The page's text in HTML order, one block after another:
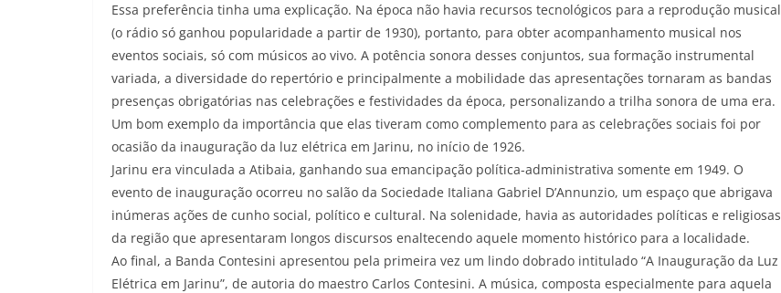
Essa preferência tinha uma explicação. Na época não havia recursos tecnológicos para a reprodução musical
(o rádio só ganhou popularidade a partir de 1930), portanto, para obter acompanhamento musical nos
eventos sociais, só com músicos ao vivo. A potência sonora desses conjuntos, sua formação instrumental
variada, a diversidade do repertório e principalmente a mobilidade das apresentações tornaram as bandas
presenças obrigatórias nas celebrações e festividades da época, personalizando a trilha sonora de uma era.
Um bom exemplo da importância que elas tiveram como complemento para as celebrações sociais foi por
ocasião da inauguração da luz elétrica em Jarinu, no início de 1926.
Jarinu era vinculada a Atibaia, ganhando sua emancipação política-administrativa somente em 1949. O
evento de inauguração ocorreu no salão da Sociedade Italiana Gabriel D’Annunzio, um espaço que abrigava
inúmeras ações de cunho social, político e cultural. Na solenidade, havia as autoridades políticas e religiosas
da região que apresentaram longos discursos enaltecendo aquele momento histórico para a localidade.
Ao final, a Banda Contesini apresentou pela primeira vez um lindo dobrado intitulado “A Inauguração da Luz
Elétrica em Jarinu”, de autoria do maestro Carlos Contesini. A música, composta especialmente para aquela